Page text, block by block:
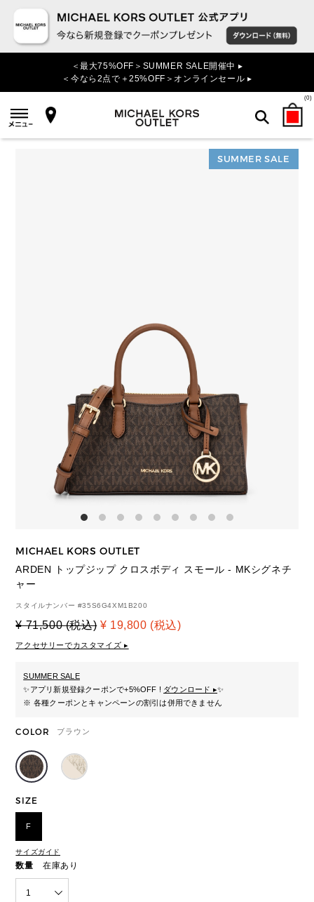
＜最大75%OFF＞SUMMER SALE開催中 ▸
＜今なら2点で＋25%OFF＞オンラインセール ▸
(0)
検索
SUMMER SALE
MICHAEL KORS OUTLET
ARDEN トップジップ クロスボディ スモール - MKシグネチ
ャー
スタイルナンバー #35S6G4XM1B200
¥ 71,500 (税込) ¥ 19,800 (税込)
アクセサリーでカスタマイズ ▸
SUMMER SALE
✨アプリ新規登録クーポンで+5%OFF ! ダウンロード ▸✨
※ 各種クーポンとキャンペーンの割引は併用できません
COLOR ブラウン
SIZE
F
サイズガイド
数量 在庫あり
1